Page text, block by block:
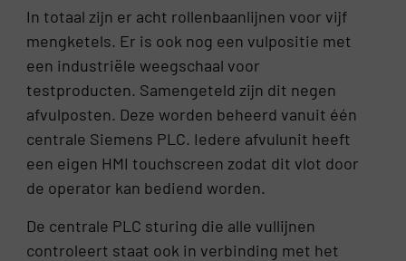
In totaal zijn er acht rollenbaanlijnen voor vijf
mengketels. Er is ook nog een vulpositie met
een industriële weegschaal voor
testproducten. Samengeteld zijn dit negen
afvulposten. Deze worden beheerd vanuit één
centrale Siemens PLC. Iedere afvulunit heeft
een eigen HMI touchscreen zodat dit vlot door
de operator kan bediend worden.
De centrale PLC sturing die alle vullijnen
controleert staat ook in verbinding met het